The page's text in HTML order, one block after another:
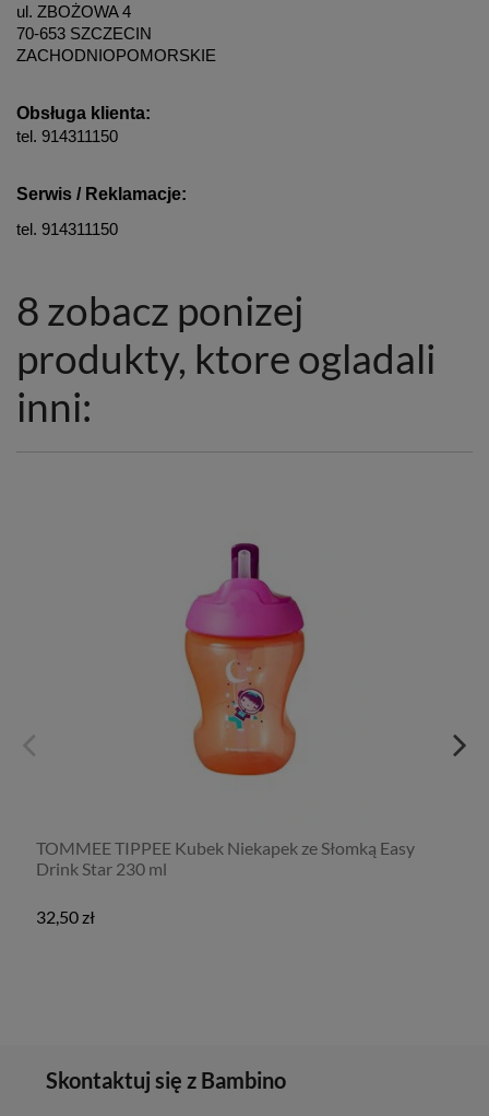
ul. ZBOŻOWA 4
70-653 SZCZECIN
ZACHODNIOPOMORSKIE
Obsługa klienta:
tel. 914311150
Serwis / Reklamacje:
tel. 914311150
8 zobacz ponizej
produkty, ktore ogladali
inni:
TOMMEE TIPPEE Kubek Niekapek ze Słomką Easy
Drink Star 230 ml
32,50 zł
Skontaktuj się z Bambino